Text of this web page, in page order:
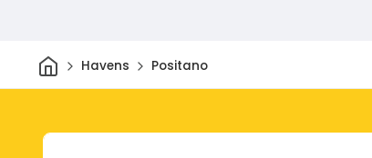
ThuisHavens Positano